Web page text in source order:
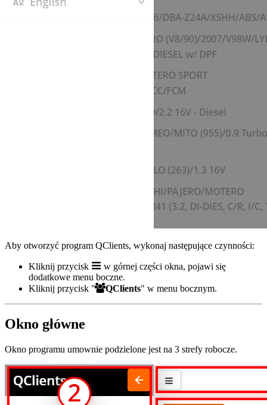
Aby otworzyć program QClients, wykonaj następujące czynności:
Kliknij przycisk
w górnej części okna, pojawi się
dodatkowe menu boczne.
Kliknij przycisk "
QClients" w menu bocznym.
Okno główne
Okno programu umownie podzielone jest na 3 strefy robocze.